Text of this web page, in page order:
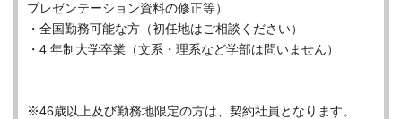
プレゼンテーション資料の修正等）
・全国勤務可能な方（初任地はご相談ください）
・4 年制大学卒業（文系・理系など学部は問いません）
※46歳以上及び勤務地限定の方は、契約社員となります。